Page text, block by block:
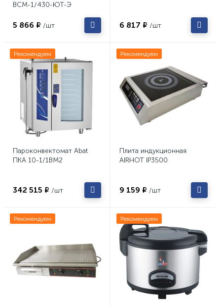
ВСМ-1/430-ЮТ-Э
5 866 ₽ /шт 6 817 ₽ /шт
Рекомендуем
Пароконвектомат Abat
ПКА 10-1/1ВМ2
342 515 ₽ /шт
Рекомендуем
Плита индукционная
AIRHOT IP3500
9 159 ₽ /шт
Рекомендуем Рекомендуем